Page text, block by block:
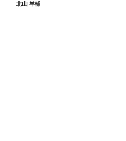
北山 羊輔